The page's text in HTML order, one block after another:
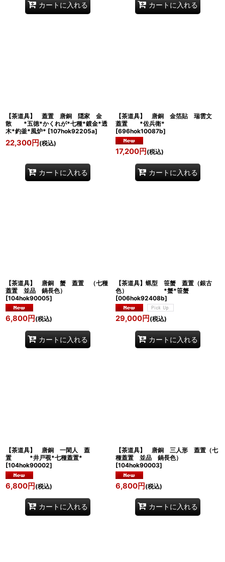
カートに入れる カートに入れる
【茶道具】 蓋置 唐銅 隠家 金
散 *五徳*かくれが*七種*鍍金*透
木*釣釜*風炉* [107hok92205a]
22,300円 (税込)
カートに入れる
【茶道具】 唐銅 金箔貼 瑞雲文
蓋置 *佐兵衛*
[696hok10087b]
17,200円 (税込)
カートに入れる
【茶道具】 唐銅 蟹 蓋置 （七種
蓋置 並品 鍋長色）
[104hok90005]
6,800円 (税込)
カートに入れる
【茶道具】蝋型 笹蟹 蓋置（銀古
色） *蟹*笹蟹
[006hok92408b]
29,000円 (税込)
カートに入れる
【茶道具】 唐銅 一閑人 蓋
置 *井戸覗*七種蓋置*
[104hok90002]
6,800円 (税込)
カートに入れる
【茶道具】 唐銅 三人形 蓋置（七
種蓋置 並品 鍋長色）
[104hok90003]
6,800円 (税込)
カートに入れる